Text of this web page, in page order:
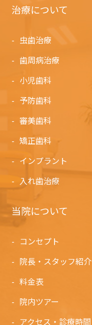
治療について
虫歯治療
歯周病治療
小児歯科
予防歯科
審美歯科
矯正歯科
インプラント
入れ歯治療
当院について
コンセプト
院長・スタッフ紹介
料金表
院内ツアー
アクセス・診療時間